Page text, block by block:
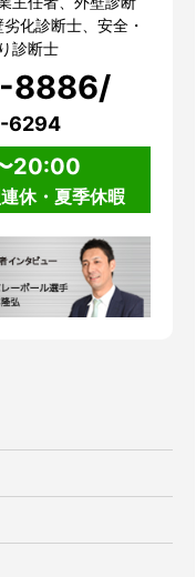
化診断士、安全・
診断士
8886/
6294
20:00
休・夏季休暇